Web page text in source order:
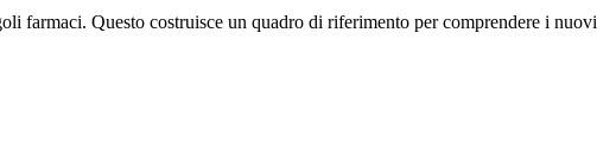
farmaci. Questo costruisce un quadro di riferimento per comprendere i nuovi